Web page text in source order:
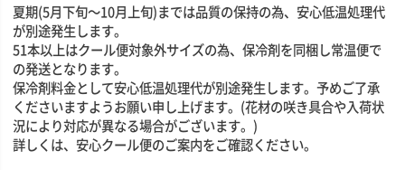
夏期(5月下旬～10月上旬)までは品質の保持の為、安心低温処理代
が別途発生します。
51本以上はクール便対象外サイズの為、保冷剤を同梱し常温便で
の発送となります。
保冷剤料金として安心低温処理代が別途発生します。予めご了承
くださいますようお願い申し上げます。(花材の咲き具合や入荷状
況により対応が異なる場合がございます。)
詳しくは、安心クール便のご案内をご確認ください。